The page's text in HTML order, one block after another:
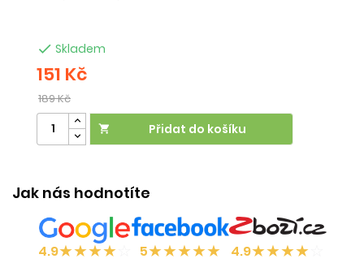
 Skladem
151 Kč
Běžná
cena
189 Kč
 Přidat do košíku
Jak nás hodnotíte
4.9★★★★ 5★★★★★ 4.9★★★★